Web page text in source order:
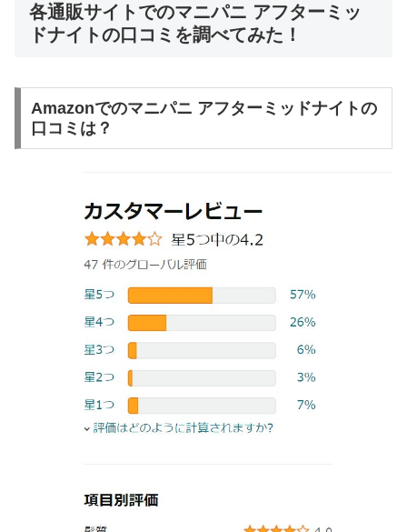
各通販サイトでのマニパニ アフターミッ
ドナイトの口コミを調べてみた！
Amazonでのマニパニ アフターミッドナイトの
口コミは？